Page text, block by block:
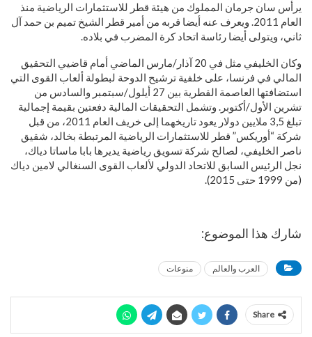
يرأس سان جرمان المملوك من هيئة قطر للاستثمارات الرياضية منذ
العام 2011. ويعرف عنه أيضا قربه من أمير قطر الشيخ تميم بن حمد آل
ثاني، ويتولى أيضا رئاسة اتحاد كرة المضرب في بلاده.
وكان الخليفي مثل في 20 آذار/مارس الماضي أمام قاضيي التحقيق
المالي في فرنسا، على خلفية ترشيح الدوحة لبطولة ألعاب القوى التي
استضافتها العاصمة القطرية بين 27 أيلول/سبتمبر والسادس من
تشرين الأول/أكتوبر. وتشمل التحقيقات المالية دفعتين بقيمة إجمالية
تبلغ 3,5 ملايين دولار يعود تاريخهما إلى خريف العام 2011، من قبل
شركة “أوريكس” قطر للاستثمارات الرياضية المرتبطة بخالد، شقيق
ناصر الخليفي، لصالح شركة تسويق رياضية يديرها بابا ماساتا دياك،
نجل الرئيس السابق للاتحاد الدولي لألعاب القوى السنغالي لامين دياك
(من 1999 حتى 2015).
شارك هذا الموضوع:
العرب والعالم منوعات
Share